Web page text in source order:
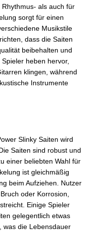
als auch für
sorgt für einen
Musikstile
dass die Saiten
beibehalten und
heben hervor,
klingen, während
Instrumente
Slinky Saiten wird
Saiten sind robust und
einer beliebten Wahl für
ist gleichmäßig
beim Aufziehen. Nutzer
oder Korrosion,
Einige Spieler
gelegentlich etwas
was die Lebensdauer